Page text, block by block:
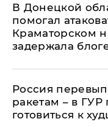
В Донецкой
помогал
Краматорском
задержала
Россия
ракетам – в
готовиться к